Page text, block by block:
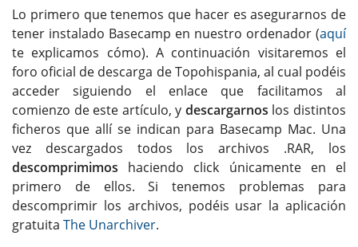
Lo primero que tenemos que hacer es asegurarnos de
tener instalado Basecamp en nuestro ordenador (aquí
te explicamos cómo). A continuación visitaremos el
foro oficial de descarga de Topohispania, al cual podéis
acceder siguiendo el enlace que facilitamos al
comienzo de este artículo, y descargarnos los distintos
ficheros que allí se indican para Basecamp Mac. Una
vez descargados todos los archivos .RAR, los
descomprimimos haciendo click únicamente en el
primero de ellos. Si tenemos problemas para
descomprimir los archivos, podéis usar la aplicación
gratuita The Unarchiver.